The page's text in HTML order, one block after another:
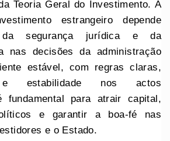
Teoria Geral do Investimento. A
estrangeiro depende
da segurança jurídica e da
nas decisões da administração
estável, com regras claras,
e estabilidade nos actos
fundamental para atrair capital,
e garantir a boa-fé nas
e o Estado.